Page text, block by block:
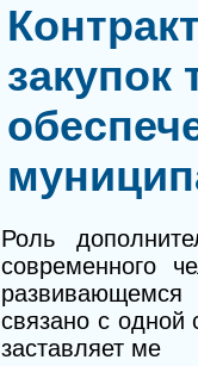
закупок
Роль
современного
развивающемся
связано с
заставляет ме